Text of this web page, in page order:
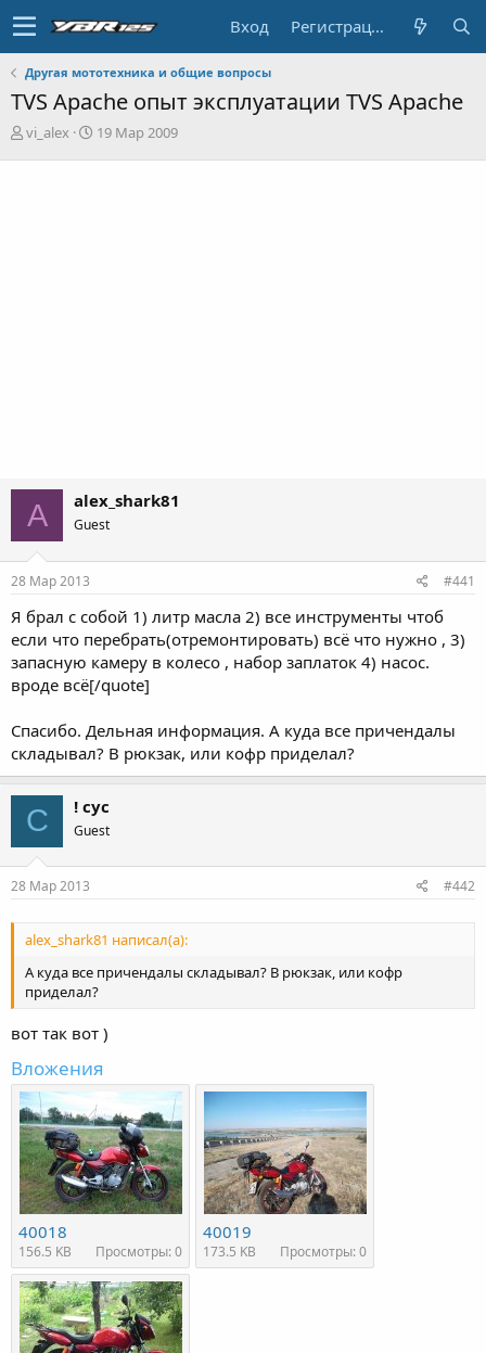
Вход Регистрация
Другая мототехника и общие вопросы
TVS Apache опыт эксплуатации TVS Apache
А
vi_alex
Д
19 Мар 2009
A alex_shark81
Guest
28 Мар 2013 #441
Я брал с собой 1) литр масла 2) все инструменты чтоб
если что перебрать(отремонтировать) всё что нужно , 3)
запасную камеру в колесо , набор заплаток 4) насос.
вроде всё[/quote]
Спасибо. Дельная информация. А куда все причендалы
складывал? В рюкзак, или кофр приделал?
С ! сус
Guest
28 Мар 2013 #442
alex_shark81 написал(а):
А куда все причендалы складывал? В рюкзак, или кофр
приделал?
вот так вот )
Вложения
40018
156.5 KB Просмотры: 0
40019
173.5 KB Просмотры: 0